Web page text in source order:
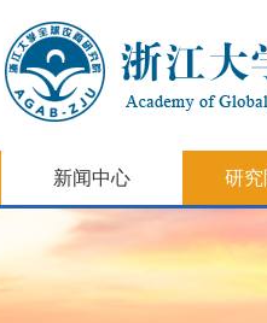
新闻中心 研